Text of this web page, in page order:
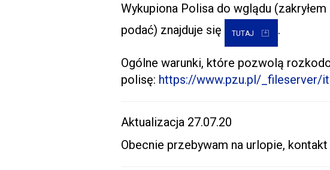
Wykupiona Polisa do wglądu
podać) znajduje się
TUTAJ .
Ogólne warunki, które pozwolą
polisę: https://www.pzu.pl/_fileserver/
Aktualizacja 27.07.20
Obecnie przebywam na urlopie,